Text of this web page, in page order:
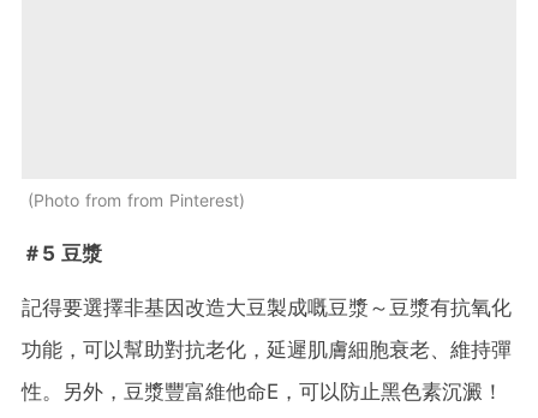
Photo from from Pinterest
＃5 豆漿
記得要選擇非基因改造大豆製成嘅豆漿～豆漿有抗氧化
功能，可以幫助對抗老化，延遲肌膚細胞衰老、維持彈
性。另外，豆漿豐富維他命E，可以防止黑色素沉澱！